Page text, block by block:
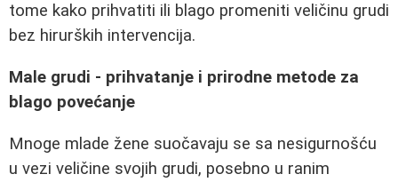
tome kako prihvatiti ili blago promeniti veličinu grudi
bez hirurških intervencija.
Male grudi - prihvatanje i prirodne metode za
blago povećanje
Mnoge mlade žene suočavaju se sa nesigurnošću
u vezi veličine svojih grudi, posebno u ranim